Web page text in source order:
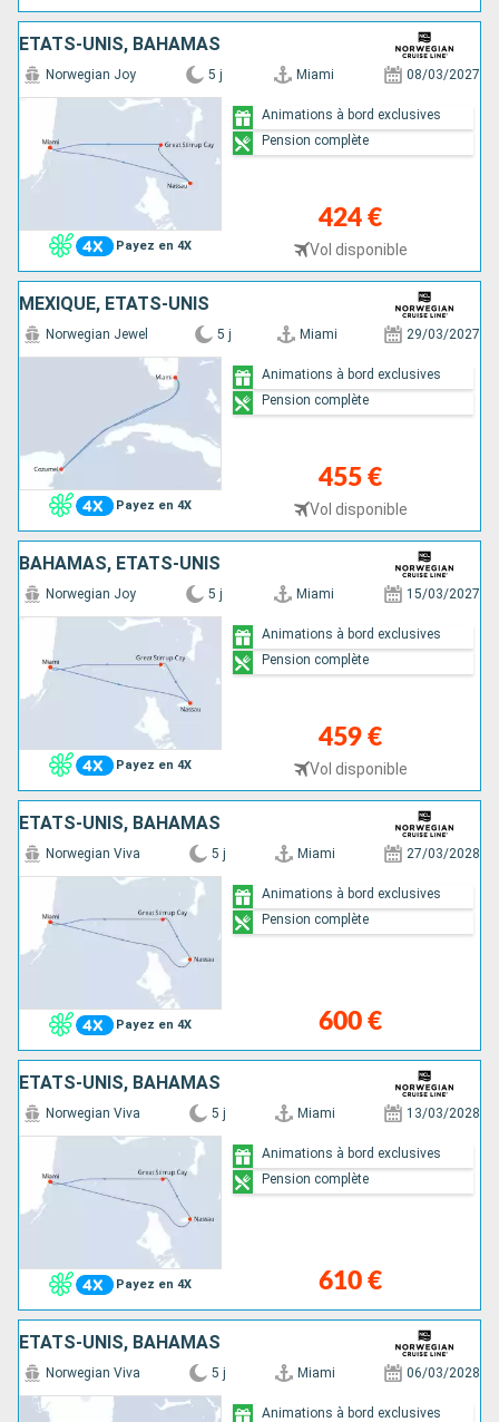
ÉTATS-UNIS, BAHAMAS
Payez en 4X
Norwegian Joy 5 j Miami 08/03/2027
424 €
Vol disponible
Animations à bord exclusives
Pension complète
MEXIQUE, ÉTATS-UNIS
Payez en 4X
Norwegian Jewel 5 j Miami 29/03/2027
455 €
Vol disponible
Animations à bord exclusives
Pension complète
BAHAMAS, ÉTATS-UNIS
Payez en 4X
Norwegian Joy 5 j Miami 15/03/2027
459 €
Vol disponible
Animations à bord exclusives
Pension complète
ÉTATS-UNIS, BAHAMAS
Payez en 4X
Norwegian Viva 5 j Miami 27/03/2028
600 €
Animations à bord exclusives
Pension complète
ÉTATS-UNIS, BAHAMAS
Payez en 4X
Norwegian Viva 5 j Miami 13/03/2028
610 €
Animations à bord exclusives
Pension complète
ÉTATS-UNIS, BAHAMAS
Norwegian Viva 5 j Miami 06/03/2028
Animations à bord exclusives